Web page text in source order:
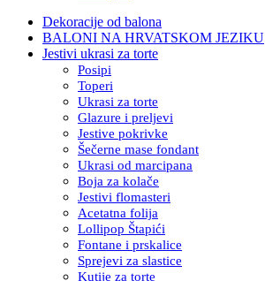
Dekoracije od balona
BALONI NA HRVATSKOM JEZIKU
Jestivi ukrasi za torte
Posipi
Toperi
Ukrasi za torte
Glazure i preljevi
Jestive pokrivke
Šečerne mase fondant
Ukrasi od marcipana
Boja za kolače
Jestivi flomasteri
Acetatna folija
Lollipop Štapići
Fontane i prskalice
Sprejevi za slastice
Kutije za torte